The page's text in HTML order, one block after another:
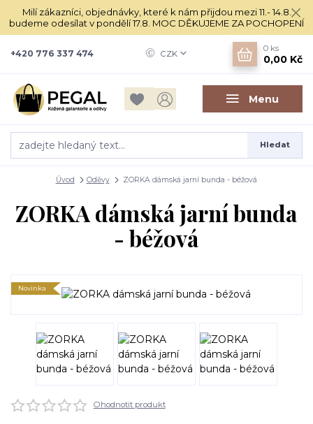
Milí zákazníci, objednávky, které k nám přijdou mezi 11.- 14.8.
budeme odesílat v pondělí 17.8. MOC DĚKUJEME ZA POCHOPENÍ
Menu
CZK
Hledat
+420 776 337 474
0 ks
0,00 Kč
Úvod Oděvy ZORKA dámská jarní bunda - béžová
ZORKA dámská jarní bunda
- béžová
Novinka
Ohodnotit produkt